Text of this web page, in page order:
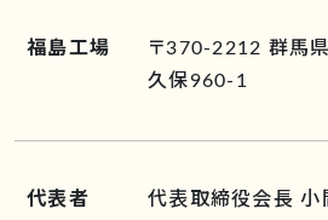
福島工場
〒370-2212 群馬
久保960-1
代表者
代表取締役会長